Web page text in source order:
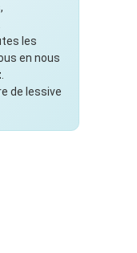
les
en nous
de lessive